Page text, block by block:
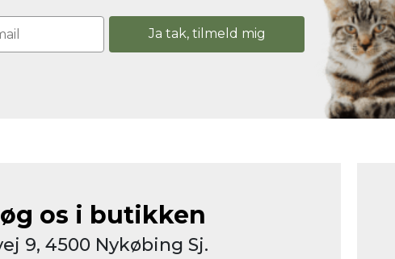
Ja tak, tilmeld mig
os i butikken
9, 4500 Nykøbing Sj.